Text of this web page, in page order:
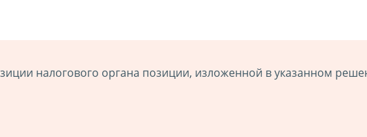
налогового органа позиции, изложенной в указанном